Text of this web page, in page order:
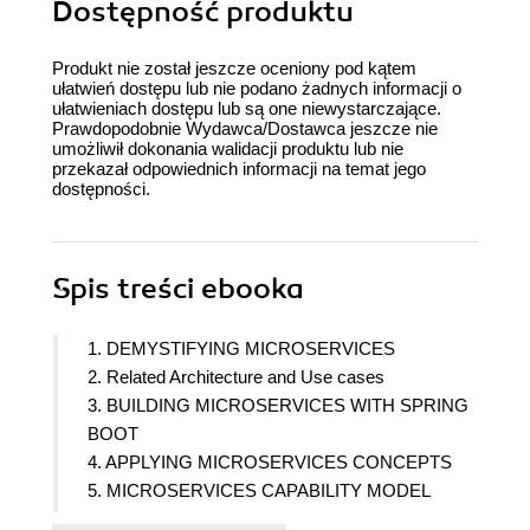
Dostępność produktu
Produkt nie został jeszcze oceniony pod kątem
ułatwień dostępu lub nie podano żadnych informacji o
ułatwieniach dostępu lub są one niewystarczające.
Prawdopodobnie Wydawca/Dostawca jeszcze nie
umożliwił dokonania walidacji produktu lub nie
przekazał odpowiednich informacji na temat jego
dostępności.
Spis treści ebooka
1. DEMYSTIFYING MICROSERVICES
2. Related Architecture and Use cases
3. BUILDING MICROSERVICES WITH SPRING
BOOT
4. APPLYING MICROSERVICES CONCEPTS
5. MICROSERVICES CAPABILITY MODEL